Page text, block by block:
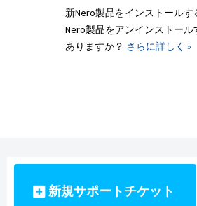
新Nero製品をインストールす
Nero製品をアンインストール
ありますか？ さらに詳しく »
新規サポートチケット